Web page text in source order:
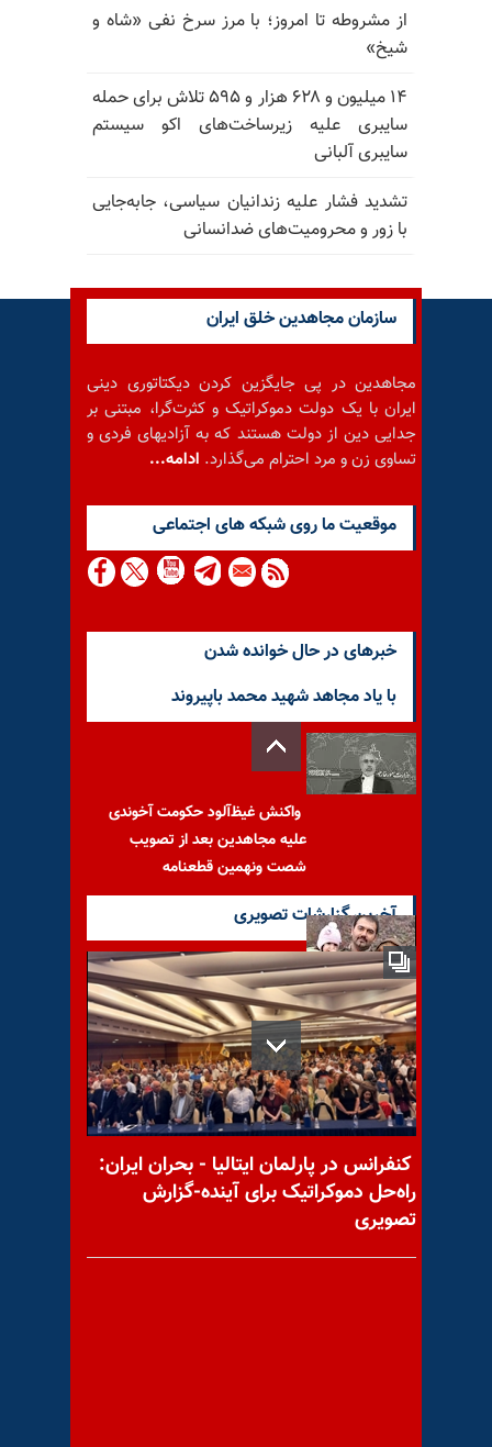
از مشروطه تا امروز؛ با مرز سرخ نفی «شاه و
شیخ»
۱۴ میلیون و ۶۲۸ هزار و ۵۹۵ تلاش برای حمله
سایبری علیه زیرساخت‌های اکو سیستم
سایبری آلبانی
تشدید فشار علیه زندانیان سیاسی، جابه‌جایی
با زور و محرومیت‌های ضدانسانی
سازمان مجاهدین خلق ایران
مجاهدین در پی جایگزین کردن دیکتاتوری دینی
ایران با یک دولت دموکراتیک و کثرت‌گرا، مبتنی بر
جدایی دین از دولت هستند که به آزادیهای فردی و
تساوی زن و مرد احترام می‌گذارد. ادامه...
موقعيت ما روى شبكه هاى اجتماعى
خبرهای در حال خوانده شدن
با یاد مجاهد شهید محمد باپیروند
واکنش غیظ‌آلود حکومت آخوندی
علیه مجاهدین بعد از تصویب
شصت ونهمین قطعنامه
«نسترنم باور کن...»
ژنرال گارنر: مالکی عروسک
خیمه‌شب بازی رژیم ایران است
آخرین گزارشات تصویری
کنفرانس در پارلمان ایتالیا - بحران ایران:
راه‌حل دموکراتیک برای آینده-گزارش
تصویری